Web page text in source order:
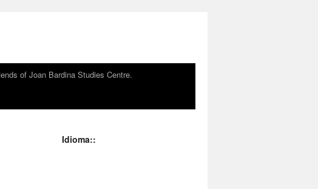
of Joan Bardina Studies Centre.
Idioma::